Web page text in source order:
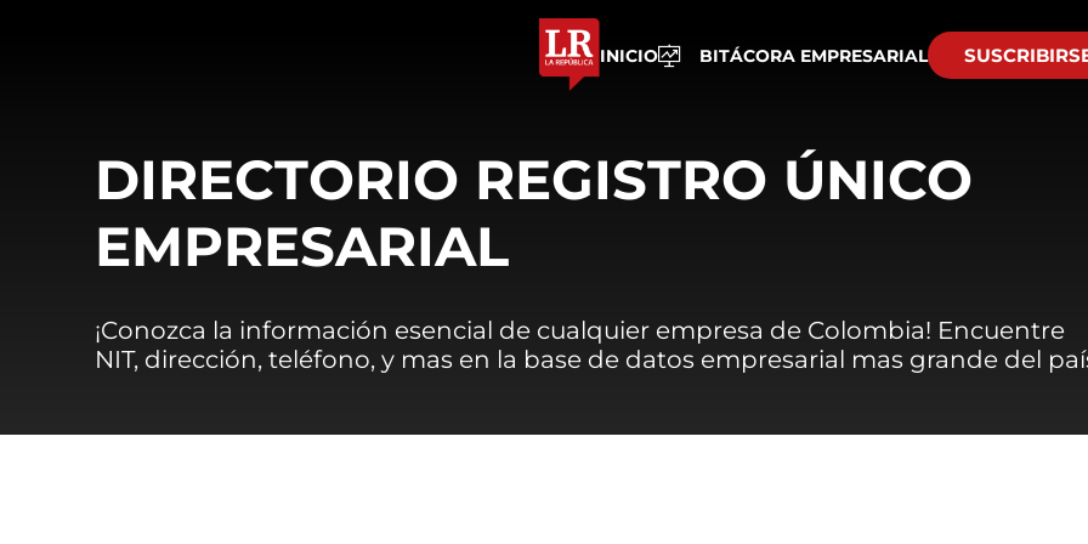
INICIO BITÁCORA EMPRESARIAL
DIRECTORIO REGISTRO ÚNICO
EMPRESARIAL
¡Conozca la información esencial de cualquier empresa de Colombia! Encuentre
NIT, dirección, teléfono, y mas en la base de datos empresarial mas grande del